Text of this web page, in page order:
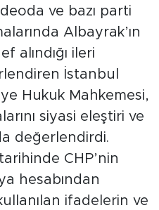
ve bazı parti
Albayrak’ın
alındığı ileri
İstanbul
Hukuk Mahkemesi,
siyasi eleştiri ve
değerlendirdi.
CHP’nin
hesabından
ifadelerin ve